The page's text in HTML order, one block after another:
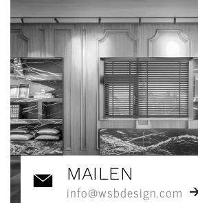
MAILEN
info@wsbdesign.com